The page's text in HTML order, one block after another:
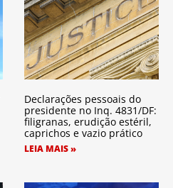
Declarações pessoais do
presidente no Inq. 4831/DF:
filigranas, erudição estéril,
caprichos e vazio prático
LEIA MAIS »